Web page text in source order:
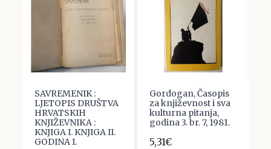
SAVREMENIK :
LJETOPIS DRUŠTVA
HRVATSKIH
KNJIŽEVNIKA :
KNJIGA I. KNJIGA II.
GODINA I.
Gordogan, Časopis
za književnost i sva
kulturna pitanja,
godina 3. br. 7, 1981.
5,31€